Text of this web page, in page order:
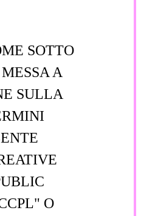
SOTTO
A
SULLA
O